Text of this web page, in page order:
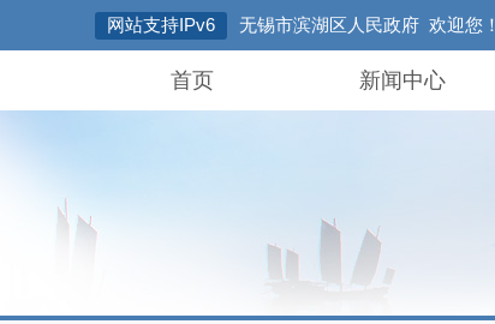
网站支持IPv6 无锡市滨湖区人民政府 欢迎您！
首页 新闻中心